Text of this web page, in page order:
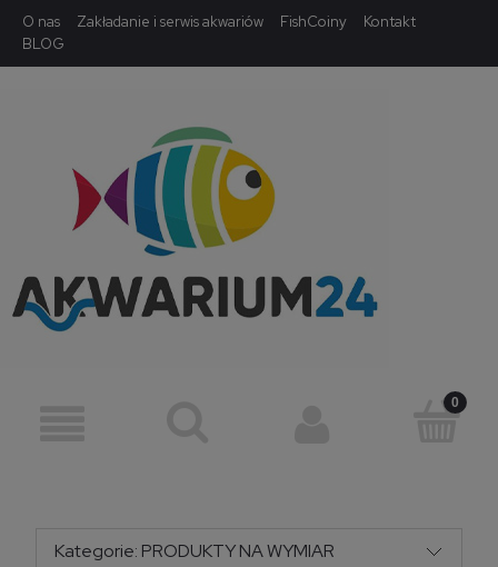
O nas Zakładanie i serwis akwariów FishCoiny
Kontakt
BLOG
Kategorie: PRODUKTY NA WYMIAR